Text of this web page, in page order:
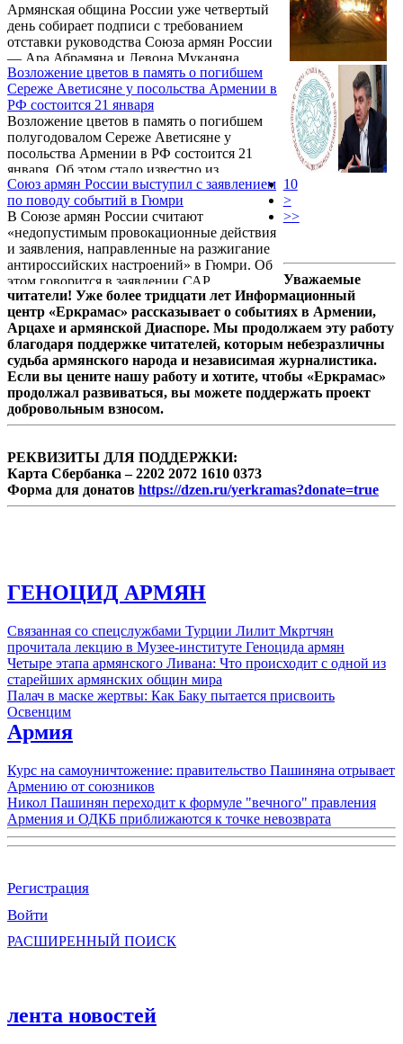
Армянская община России уже четвертый
день собирает подписи с требованием
отставки руководства Союза армян России
— Ара Абрамяна и Левона Муканяна.
Недовольство общины связано не только с
пассивностью организации по трагическим
происшествиям в Гюмри, но деятельностью
организации в целом.
Возложение цветов в память о погибшем
Сереже Аветисяне у посольства Армении в
РФ состоится 21 января
Возложение цветов в память о погибшем
полугодовалом Сереже Аветисяне у
посольства Армении в РФ состоится 21
января. Об этом стало известно из
информации, выложенной на страничке
организаторов акции в социальной сети
facebook.
Союз армян России выступил с заявлением
по поводу событий в Гюмри
В Союзе армян России считают
«недопустимым провокационные действия
и заявления, направленные на разжигание
антироссийских настроений» в Гюмри. Об
этом говорится в заявлении САР,
поступившем в Новости Армении –
NEWS.am. Союз армян России при этом
предлагает руководству Армении объявить
общенациональный траур 21 января, на
седьмой день после похорон семьи
Аветисянов.
10
>
>>
Уважаемые
читатели! Уже более тридцати лет Информационный
центр «Еркрамас» рассказывает о событиях в Армении,
Арцахе и армянской Диаспоре. Мы продолжаем эту работу
благодаря поддержке читателей, которым небезразличны
судьба армянского народа и независимая журналистика.
Если вы цените нашу работу и хотите, чтобы «Еркрамас»
продолжал развиваться, вы можете поддержать проект
добровольным взносом.
РЕКВИЗИТЫ ДЛЯ ПОДДЕРЖКИ:
Карта Сбербанка – 2202 2072 1610 0373
Форма для донатов https://dzen.ru/yerkramas?donate=true
ГЕНОЦИД АРМЯН
Связанная со спецслужбами Турции Лилит Мкртчян
прочитала лекцию в Музее-институте Геноцида армян
Четыре этапа армянского Ливана: Что происходит с одной из
старейших армянских общин мира
Палач в маске жертвы: Как Баку пытается присвоить
Освенцим
Армия
Курс на самоуничтожение: правительство Пашиняна отрывает
Армению от союзников
Никол Пашинян переходит к формуле "вечного" правления
Армения и ОДКБ приближаются к точке невозврата
Регистрация
Войти
РАСШИРЕННЫЙ ПОИСК
лента новостей